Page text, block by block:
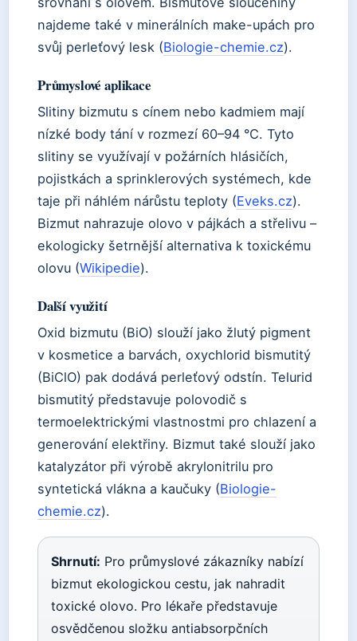
najdeme také v minerálních make-upách pro
svůj perleťový lesk (Biologie-chemie.cz).
Průmyslové aplikace
Slitiny bizmutu s cínem nebo kadmiem mají
nízké body tání v rozmezí 60–94 °C. Tyto
slitiny se využívají v požárních hlásičích,
pojistkách a sprinklerových systémech, kde
taje při náhlém nárůstu teploty (Eveks.cz).
Bizmut nahrazuje olovo v pájkách a střelivu –
ekologicky šetrnější alternativa k toxickému
olovu (Wikipedie).
Další využití
Oxid bizmutu (BiO) slouží jako žlutý pigment
v kosmetice a barvách, oxychlorid bismutitý
(BiClO) pak dodává perleťový odstín. Telurid
bismutitý představuje polovodič s
termoelektrickými vlastnostmi pro chlazení a
generování elektřiny. Bizmut také slouží jako
katalyzátor při výrobě akrylonitrilu pro
syntetická vlákna a kaučuky (Biologie-
chemie.cz).
Shrnutí: Pro průmyslové zákazníky nabízí
bizmut ekologickou cestu, jak nahradit
toxické olovo. Pro lékaře představuje
osvědčenou složku antiabsorpčních